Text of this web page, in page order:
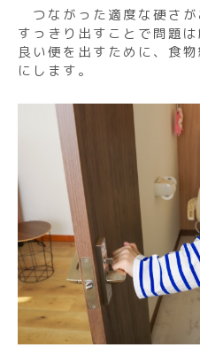
つながった適度な硬さ
すっきり出すことで問題
良い便を出すために、食
にします。